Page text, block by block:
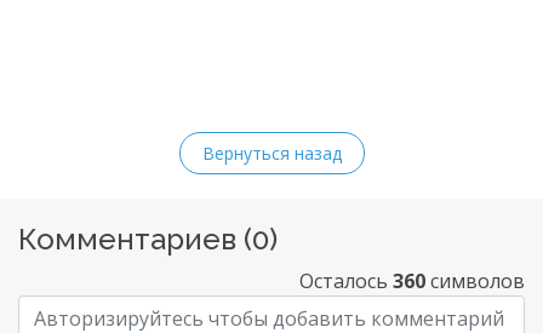
Вернуться назад
Комментариев (0)
Осталось 360символов